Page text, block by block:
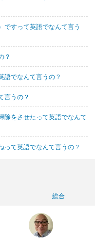
ですって英語でなんて言う
？
語でなんて言うの？
言うの？
除をさせたって英語でなんて
って英語でなんて言うの？
総合